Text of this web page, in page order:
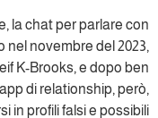
la chat per parlare con
nel novembre del 2023,
K-Brooks, e dopo ben
di relationship, però,
in profili falsi e possibili